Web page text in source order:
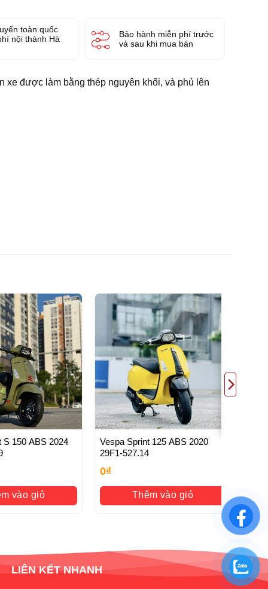
toàn quốc
nội thành Hà
Bảo hành miễn phí trước
và sau khi mua bán
xe được làm bằng thép nguyên khối, và phủ lên
(đội ngũ chuyên nghiệp làm việc 24/24)
S 150 ABS 2024
vào giỏ
Vespa Sprint 125 ABS 2020
29F1-527.14
0₫
Thêm vào giỏ
LIÊN KẾT NHANH